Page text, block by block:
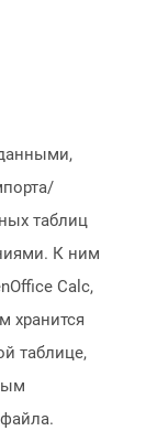
таблиц
К ним
Calc,
хранится
таблице,